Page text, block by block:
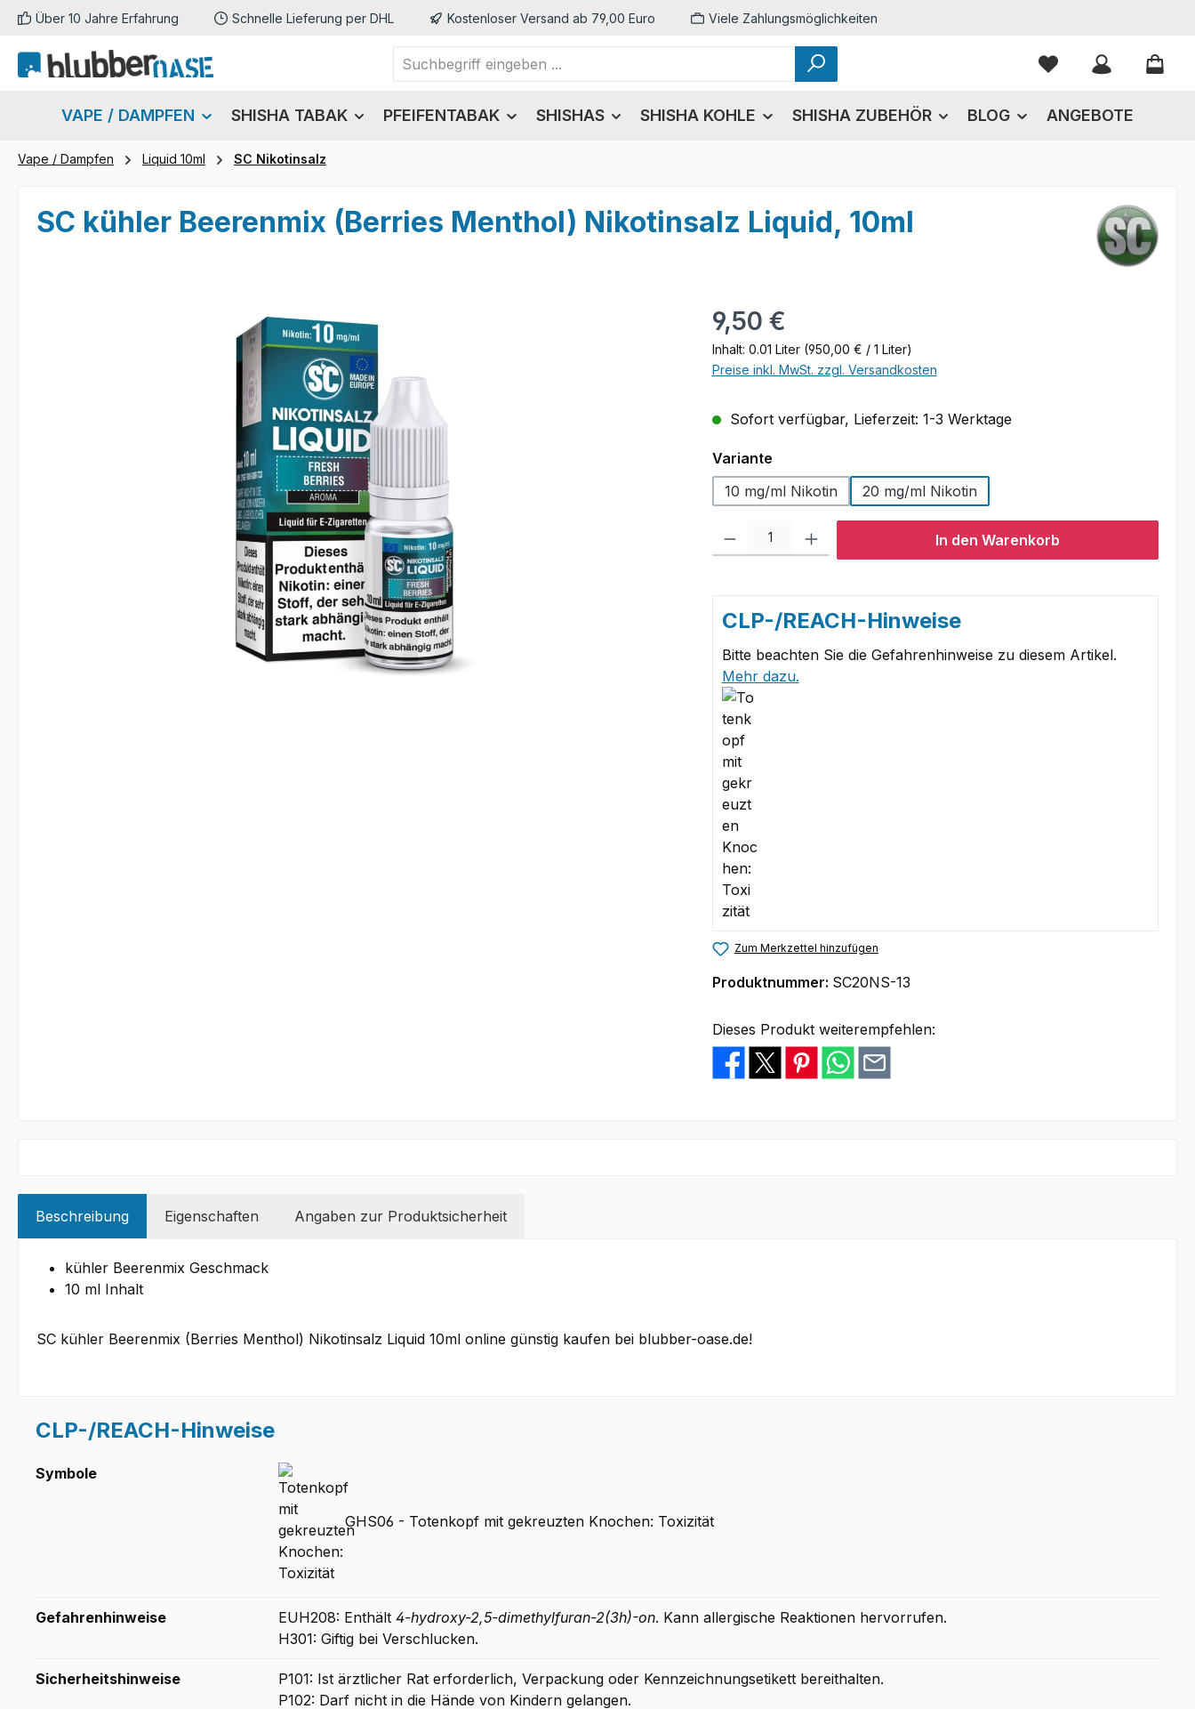
Hauptinhalt springen
Zur Suche springen
Zur Hauptnavigation springen
Über 10 Jahre Erfahrung Schnelle Lieferung per DHL Kostenloser Versand ab 79,00 Euro Viele Zahlungsmöglichkeiten
Du hast 0
VAPE / DAMPFEN SHISHA TABAK PFEIFENTABAK SHISHAS SHISHA KOHLE SHISHA ZUBEHÖR BLOG ANGEBOTE
Vape / Dampfen Liquid 10ml SC Nikotinsalz
SC kühler Beerenmix (Berries Menthol) Nikotinsalz Liquid, 10ml
Regulärer Preis:
9,50 €
Inhalt: 0.01 Liter (950,00 € / 1 Liter)
Preise inkl. MwSt. zzgl. Versandkosten
Sofort verfügbar, Lieferzeit: 1-3 Werktage
Varianteauswählen
10 mg/ml Nikotin
20 mg/ml Nikotin
Produkt Anzahl: Gib den gewünschten Wert ein oder benutze die Schaltflächen
In den Warenkorb
CLP-/REACH-Hinweise
Bitte beachten Sie die Gefahrenhinweise zu diesem Artikel.
Mehr dazu.
Zum Merkzettel hinzufügen
Produktnummer: SC20NS-13
Dieses Produkt weiterempfehlen:
Beschreibung Eigenschaften Angaben zur Produktsicherheit
kühler Beerenmix Geschmack
10 ml Inhalt
SC kühler Beerenmix (Berries Menthol) Nikotinsalz Liquid 10ml online günstig kaufen bei blubber-oase.de!
CLP-/REACH-Hinweise
Symbole
GHS06 - Totenkopf mit gekreuzten Knochen: Toxizität
Gefahrenhinweise EUH208: Enthält 4-hydroxy-2,5-dimethylfuran-2(3h)-on. Kann allergische Reaktionen hervorrufen.
H301: Giftig bei Verschlucken.
Sicherheitshinweise
P101: Ist ärztlicher Rat erforderlich, Verpackung oder Kennzeichnungsetikett bereithalten.
P102: Darf nicht in die Hände von Kindern gelangen.